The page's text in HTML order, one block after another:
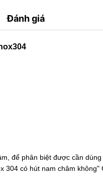
Đánh giá
để phân biệt được cần
304 có hút nam châm